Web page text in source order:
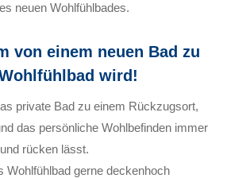
neuen Wohlfühlbades.
von einem neuen Bad zu
wird!
private Bad zu einem Rückzugsort,
das persönliche Wohlbefinden immer
rücken lässt.
Wohlfühlbad gerne deckenhoch